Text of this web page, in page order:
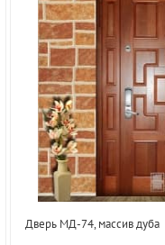
Дверь МД-74, массив дуба